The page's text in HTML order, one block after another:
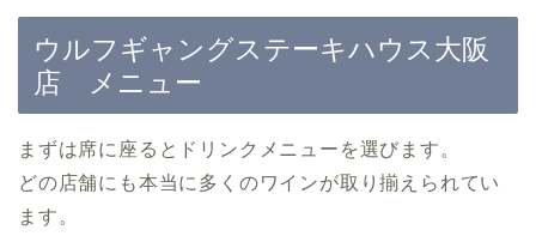
ウルフギャングステーキハウス大阪
店 メニュー
まずは席に座るとドリンクメニューを選びます。
どの店舗にも本当に多くのワインが取り揃えられてい
ます。